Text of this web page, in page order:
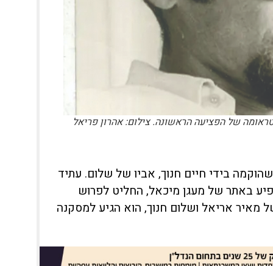
של הפציעה הראשונה. צילום: אהרון פריאל
בידי חיים חנוך, אביו של שלום. עתיד
באתר של מעגן מיכאל, החליט לפרוש
מאיר אריאל ושלום חנוך, הוא הגיע למסקנה